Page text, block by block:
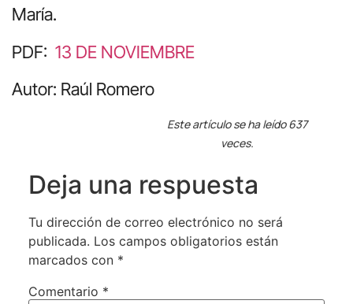
María.
PDF: 13 DE NOVIEMBRE
Autor: Raúl Romero
Este artículo se ha leído 637
veces.
Deja una respuesta
Tu dirección de correo electrónico no será
publicada. Los campos obligatorios están
marcados con *
Comentario *